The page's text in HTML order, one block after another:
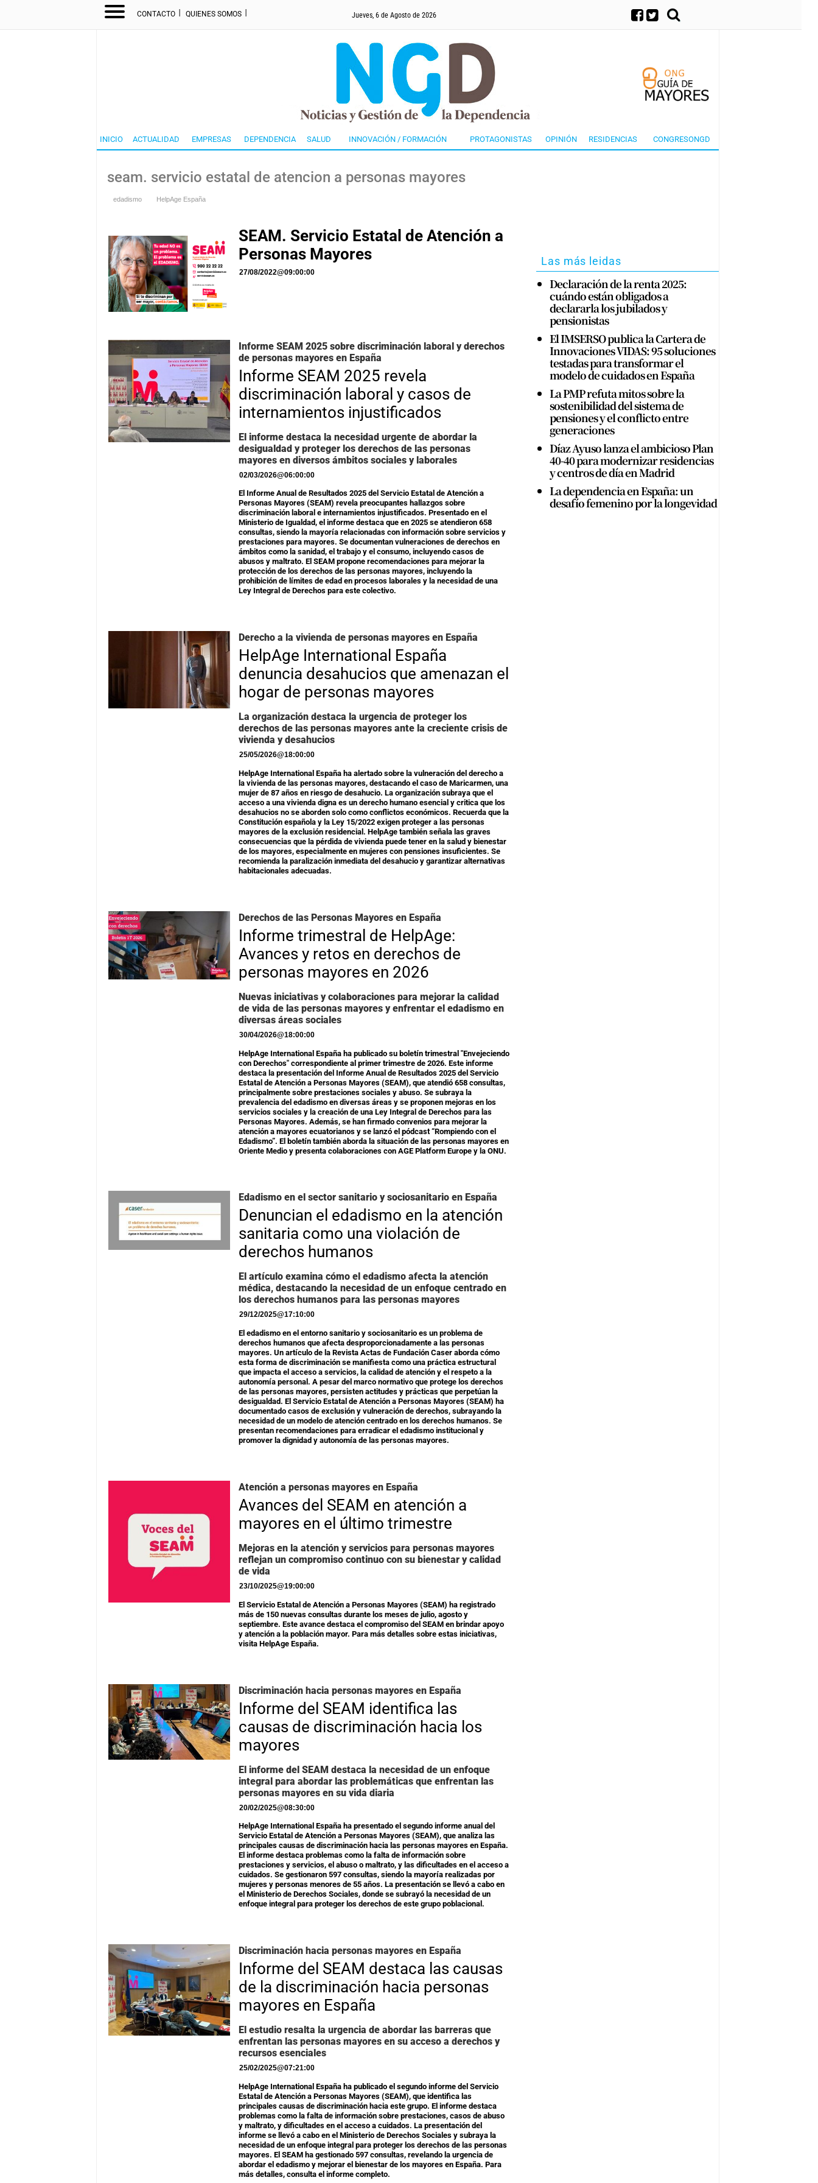
CONTACTO I QUIENES SOMOS I Jueves, 6 de Agosto de 2026
INICIO ACTUALIDAD EMPRESAS DEPENDENCIA SALUD INNOVACIÓN / FORMACIÓN PROTAGONISTAS OPINIÓN RESIDENCIAS CONGRESONGD
seam. servicio estatal de atencion a personas mayores
edadismo HelpAge España
SEAM. Servicio Estatal de Atención a
Personas Mayores
27/08/2022@09:00:00
Informe SEAM 2025 sobre discriminación laboral y derechos
de personas mayores en España
Informe SEAM 2025 revela
discriminación laboral y casos de
internamientos injustificados
El informe destaca la necesidad urgente de abordar la
desigualdad y proteger los derechos de las personas
mayores en diversos ámbitos sociales y laborales
02/03/2026@06:00:00
El Informe Anual de Resultados 2025 del Servicio Estatal de Atención a
Personas Mayores (SEAM) revela preocupantes hallazgos sobre
discriminación laboral e internamientos injustificados. Presentado en el
Ministerio de Igualdad, el informe destaca que en 2025 se atendieron 658
consultas, siendo la mayoría relacionadas con información sobre servicios y
prestaciones para mayores. Se documentan vulneraciones de derechos en
ámbitos como la sanidad, el trabajo y el consumo, incluyendo casos de
abusos y maltrato. El SEAM propone recomendaciones para mejorar la
protección de los derechos de las personas mayores, incluyendo la
prohibición de límites de edad en procesos laborales y la necesidad de una
Ley Integral de Derechos para este colectivo.
Derecho a la vivienda de personas mayores en España
HelpAge International España
denuncia desahucios que amenazan el
hogar de personas mayores
La organización destaca la urgencia de proteger los
derechos de las personas mayores ante la creciente crisis de
vivienda y desahucios
25/05/2026@18:00:00
HelpAge International España ha alertado sobre la vulneración del derecho a
la vivienda de las personas mayores, destacando el caso de Maricarmen, una
mujer de 87 años en riesgo de desahucio. La organización subraya que el
acceso a una vivienda digna es un derecho humano esencial y critica que los
desahucios no se aborden solo como conflictos económicos. Recuerda que la
Constitución española y la Ley 15/2022 exigen proteger a las personas
mayores de la exclusión residencial. HelpAge también señala las graves
consecuencias que la pérdida de vivienda puede tener en la salud y bienestar
de los mayores, especialmente en mujeres con pensiones insuficientes. Se
recomienda la paralización inmediata del desahucio y garantizar alternativas
habitacionales adecuadas.
Derechos de las Personas Mayores en España
Informe trimestral de HelpAge:
Avances y retos en derechos de
personas mayores en 2026
Nuevas iniciativas y colaboraciones para mejorar la calidad
de vida de las personas mayores y enfrentar el edadismo en
diversas áreas sociales
30/04/2026@18:00:00
HelpAge International España ha publicado su boletín trimestral "Envejeciendo
con Derechos" correspondiente al primer trimestre de 2026. Este informe
destaca la presentación del Informe Anual de Resultados 2025 del Servicio
Estatal de Atención a Personas Mayores (SEAM), que atendió 658 consultas,
principalmente sobre prestaciones sociales y abuso. Se subraya la
prevalencia del edadismo en diversas áreas y se proponen mejoras en los
servicios sociales y la creación de una Ley Integral de Derechos para las
Personas Mayores. Además, se han firmado convenios para mejorar la
atención a mayores ecuatorianos y se lanzó el pódcast “Rompiendo con el
Edadismo”. El boletín también aborda la situación de las personas mayores en
Oriente Medio y presenta colaboraciones con AGE Platform Europe y la ONU.
Edadismo en el sector sanitario y sociosanitario en España
Denuncian el edadismo en la atención
sanitaria como una violación de
derechos humanos
El artículo examina cómo el edadismo afecta la atención
médica, destacando la necesidad de un enfoque centrado en
los derechos humanos para las personas mayores
29/12/2025@17:10:00
El edadismo en el entorno sanitario y sociosanitario es un problema de
derechos humanos que afecta desproporcionadamente a las personas
mayores. Un artículo de la Revista Actas de Fundación Caser aborda cómo
esta forma de discriminación se manifiesta como una práctica estructural
que impacta el acceso a servicios, la calidad de atención y el respeto a la
autonomía personal. A pesar del marco normativo que protege los derechos
de las personas mayores, persisten actitudes y prácticas que perpetúan la
desigualdad. El Servicio Estatal de Atención a Personas Mayores (SEAM) ha
documentado casos de exclusión y vulneración de derechos, subrayando la
necesidad de un modelo de atención centrado en los derechos humanos. Se
presentan recomendaciones para erradicar el edadismo institucional y
promover la dignidad y autonomía de las personas mayores.
Atención a personas mayores en España
Avances del SEAM en atención a
mayores en el último trimestre
Mejoras en la atención y servicios para personas mayores
reflejan un compromiso continuo con su bienestar y calidad
de vida
23/10/2025@19:00:00
El Servicio Estatal de Atención a Personas Mayores (SEAM) ha registrado
más de 150 nuevas consultas durante los meses de julio, agosto y
septiembre. Este avance destaca el compromiso del SEAM en brindar apoyo
y atención a la población mayor. Para más detalles sobre estas iniciativas,
visita HelpAge España.
Discriminación hacia personas mayores en España
Informe del SEAM identifica las
causas de discriminación hacia los
mayores
El informe del SEAM destaca la necesidad de un enfoque
integral para abordar las problemáticas que enfrentan las
personas mayores en su vida diaria
20/02/2025@08:30:00
HelpAge International España ha presentado el segundo informe anual del
Servicio Estatal de Atención a Personas Mayores (SEAM), que analiza las
principales causas de discriminación hacia las personas mayores en España.
El informe destaca problemas como la falta de información sobre
prestaciones y servicios, el abuso o maltrato, y las dificultades en el acceso a
cuidados. Se gestionaron 597 consultas, siendo la mayoría realizadas por
mujeres y personas menores de 55 años. La presentación se llevó a cabo en
el Ministerio de Derechos Sociales, donde se subrayó la necesidad de un
enfoque integral para proteger los derechos de este grupo poblacional.
Discriminación hacia personas mayores en España
Informe del SEAM destaca las causas
de la discriminación hacia personas
mayores en España
El estudio resalta la urgencia de abordar las barreras que
enfrentan las personas mayores en su acceso a derechos y
recursos esenciales
25/02/2025@07:21:00
HelpAge International España ha publicado el segundo informe del Servicio
Estatal de Atención a Personas Mayores (SEAM), que identifica las
principales causas de discriminación hacia este grupo. El informe destaca
problemas como la falta de información sobre prestaciones, casos de abuso
y maltrato, y dificultades en el acceso a cuidados. La presentación del
informe se llevó a cabo en el Ministerio de Derechos Sociales y subraya la
necesidad de un enfoque integral para proteger los derechos de las personas
mayores. El SEAM ha gestionado 597 consultas, revelando la urgencia de
abordar el edadismo y mejorar el bienestar de los mayores en España. Para
más detalles, consulta el informe completo.
Las más leidas
Declaración de la renta 2025:
cuándo están obligados a
declararla los jubilados y
pensionistas
El IMSERSO publica la Cartera de
Innovaciones VIDAS: 95 soluciones
testadas para transformar el
modelo de cuidados en España
La PMP refuta mitos sobre la
sostenibilidad del sistema de
pensiones y el conflicto entre
generaciones
Díaz Ayuso lanza el ambicioso Plan
40-40 para modernizar residencias
y centros de día en Madrid
La dependencia en España: un
desafío femenino por la longevidad